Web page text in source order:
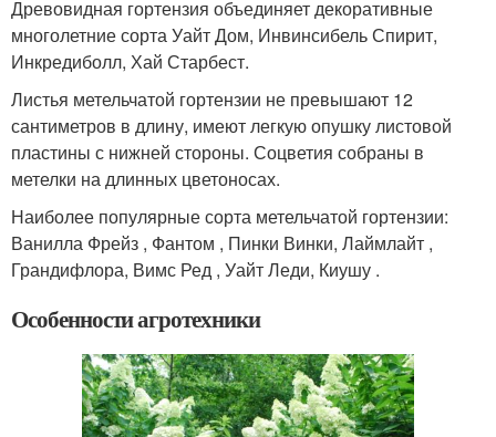
Древовидная гортензия объединяет декоративные
многолетние сорта Уайт Дом, Инвинсибель Спирит,
Инкредиболл, Хай Старбест.
Листья метельчатой гортензии не превышают 12
сантиметров в длину, имеют легкую опушку листовой
пластины с нижней стороны. Соцветия собраны в
метелки на длинных цветоносах.
Наиболее популярные сорта метельчатой гортензии:
Ванилла Фрейз , Фантом , Пинки Винки, Лаймлайт ,
Грандифлора, Вимс Ред , Уайт Леди, Киушу .
Особенности агротехники